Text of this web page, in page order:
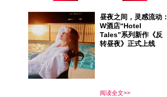
中国新天地太平桥项目总经理张良军与演出
嘉宾郭富城、林宥嘉及张军
高科技水上舞台 精彩尽在咫尺
2018上海新年倒计时延续理念传统，在太平
湖上打造了一座“水上舞台”——舞台中央设
有超大LED屏幕，将变化呈现丝绸之路、万
昼夜之间，灵感流动：
W酒店“Hotel
Tales”系列新作《反
转昼夜》正式上线
阅读全文>>